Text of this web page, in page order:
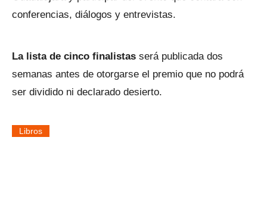
conferencias, diálogos y entrevistas.
La lista de cinco finalistas será publicada dos
semanas antes de otorgarse el premio que no podrá
ser dividido ni declarado desierto.
Libros